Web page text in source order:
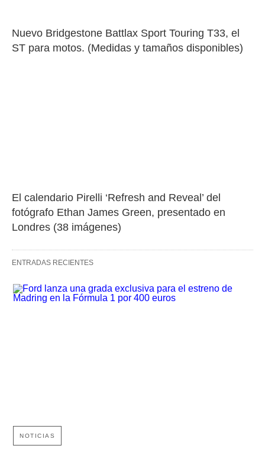
Nuevo Bridgestone Battlax Sport Touring T33, el
ST para motos. (Medidas y tamaños disponibles)
El calendario Pirelli ‘Refresh and Reveal’ del
fotógrafo Ethan James Green, presentado en
Londres (38 imágenes)
ENTRADAS RECIENTES
NOTICIAS